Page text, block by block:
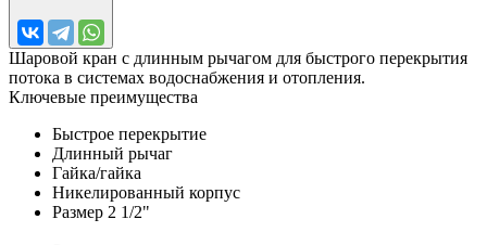
Шаровой кран с длинным рычагом для быстрого перекрытия
потока в системах водоснабжения и отопления.
Ключевые преимущества
Быстрое перекрытие
Длинный рычаг
Гайка/гайка
Никелированный корпус
Размер 2 1/2"